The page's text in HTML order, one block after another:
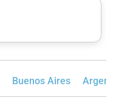
Buenos Aires